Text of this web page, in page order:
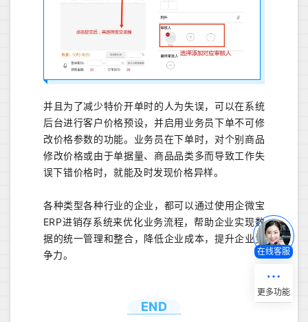
并且为了减少特价开单时的人为失误，可以在系统
后台进行客户价格预设，并启用业务员下单不可修
改价格参数的功能。业务员在下单时，对个别商品
修改价格或由于单据量、商品品类多而导致工作失
误下错价格时，就能及时发现价格异样。
各种类型各种行业的企业，都可以通过使用企微宝
ERP进销存系统来优化业务流程，帮助企业实现数
据的统一管理和整合，降低企业成本，提升企业竞
争力。
END
在线客服